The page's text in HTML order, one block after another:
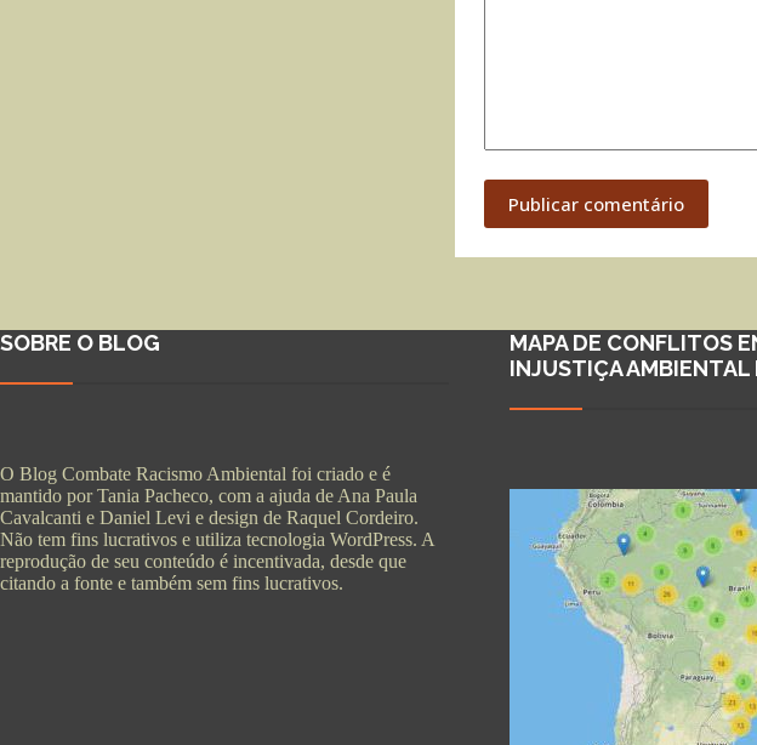
Publicar comentário
SOBRE O BLOG
O Blog Combate Racismo Ambiental foi criado e é
mantido por Tania Pacheco, com a ajuda de Ana Paula
Cavalcanti e Daniel Levi e design de Raquel Cordeiro.
Não tem fins lucrativos e utiliza tecnologia WordPress. A
reprodução de seu conteúdo é incentivada, desde que
citando a fonte e também sem fins lucrativos.
MAPA DE CONFLITOS
INJUSTIÇA AMBIENTAL